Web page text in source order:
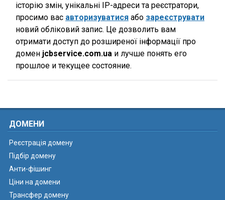
історію змін, унікальні IP-адреси та реєстратори,
просимо вас авторизуватися або зареєструвати
новий обліковий запис. Це дозволить вам
отримати доступ до розширеної інформації про
домен jcbservice.com.ua и лучше понять его
прошлое и текущее состояние.
ДОМЕНИ
Реєстрація домену
Підбір домену
Анти-фішинг
Ціни на домени
Трансфер домену